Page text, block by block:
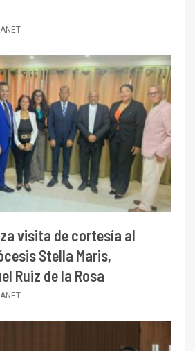
visita de cortesía al
Stella Maris,
Ruiz de la Rosa